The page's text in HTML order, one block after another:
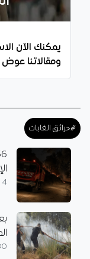
يمكنك الآن
ومقالاتنا عوض
#حرائق الغابات
4 أغسطس 2026
30